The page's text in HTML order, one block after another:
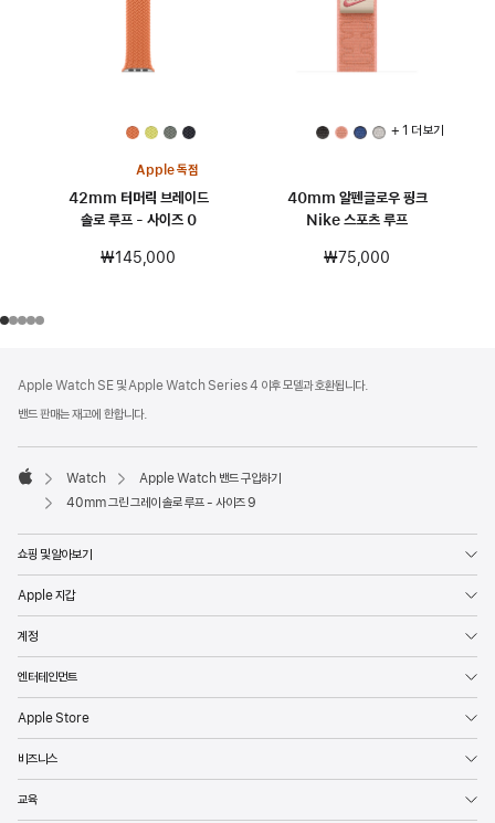
Apple 독점
42mm 터머릭 브레이드
솔로 루프 - 사이즈 0
₩145,000
+ 1 더 보기
40mm 알펜글로우 핑크
Nike 스포츠 루프
₩75,000
Apple Watch SE 및 Apple Watch Series 4 이후 모델과 호환됩니다.
밴드 판매는 재고에 한합니다.
Apple
Watch
Apple Watch 밴드 구입하기
40mm 그린 그레이 솔로 루프 - 사이즈 9
쇼핑 및 알아보기
Apple 지갑
계정
엔터테인먼트
Apple Store
비즈니스
교육